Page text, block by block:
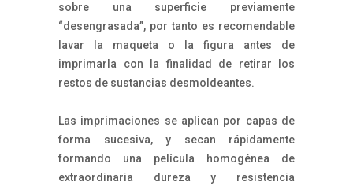
sobre una superficie previamente
“desengrasada”, por tanto es recomendable
lavar la maqueta o la figura antes de
imprimarla con la finalidad de retirar los
restos de sustancias desmoldeantes.
Las imprimaciones se aplican por capas de
forma sucesiva, y secan rápidamente
formando una película homogénea de
extraordinaria dureza y resistencia